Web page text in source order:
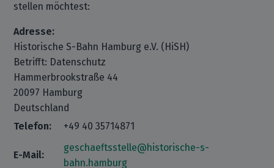
stellen möchtest:
Adresse:
Historische S-Bahn Hamburg e.V. (HiSH)
Betrifft: Datenschutz
Hammerbrookstraße 44
20097 Hamburg
Deutschland
Telefon:
+49 40 35714871
E-Mail:
geschaeftsstelle@historische-s-
bahn.hamburg